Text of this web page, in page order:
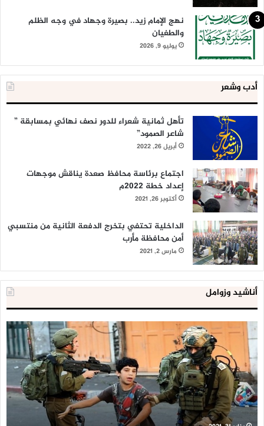
نهج الإمام زيد.. بصيرة وجهاد في وجه الظلم
والطغيان
يوليو 9, 2026
أدب وشعر
تأهل ثمانية شعراء للدور نصف نهائي بمسابقة ”
شاعر الصمود”
أبريل 26, 2022
اجتماع برئاسة محافظ صعدة يناقش موجهات
إعداد خطة 2022م
أكتوبر 26, 2021
الداخلية تحتفي بتخرج الدفعة الثانية من منتسبي
أمن محافظة مأرب
مارس 2, 2021
أناشيد وزوامل
العدو
الإسرائيلي
اعتقل
543
طفلا
فلسطينيا
خلال
2020